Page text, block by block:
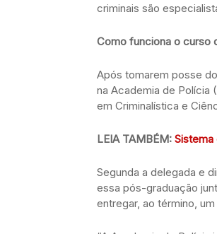
criminais são
Como funciona o curso
Após tomarem posse
na Academia de Polícia
em Criminalística e
LEIA TAMBÉM: Sistema
Segunda a delegada e
essa pós-graduação
entregar, ao término,